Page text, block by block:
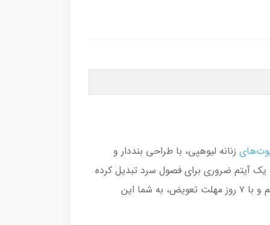
زنانه لیوهپی، با طراحی بنددار و
یک آیتم ضروری برای فصول سرد تبدیل کرده
است. این بوت‌ها بهترین همراه برای قدم‌های مطمئن شما هستند. ما ضمانت بهترین جنس و قیمت را به شما می‌دهیم و با ۷ روز مهلت تعویض، به شما این